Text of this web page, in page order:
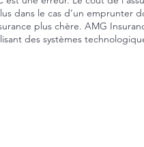
dans le cas d’un emprunter
plus chère. AMG
des systèmes